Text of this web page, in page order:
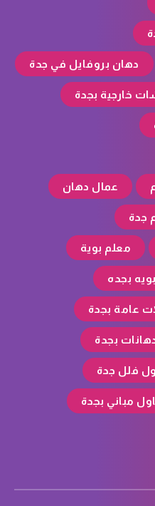
دهان بروفايل في جدة
خارجية بجدة
عمال دهان
جدة
معلم بوية
بجده
عامة بجدة
بجدة
فلل جدة
مباني بجدة